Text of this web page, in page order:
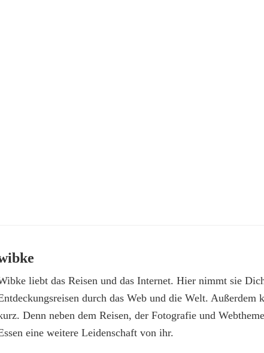
liebt das Reisen und das Internet. Hier nimmt sie
durch das Web und die Welt. Außerdem
Denn neben dem Reisen, der Fotografie und
eine weitere Leidenschaft von ihr.